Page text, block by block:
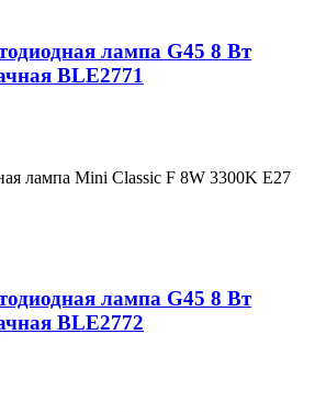
лампа G45 8 Вт
BLE2771
лампа Mini Classic F 8W 3300K E27
лампа G45 8 Вт
BLE2772